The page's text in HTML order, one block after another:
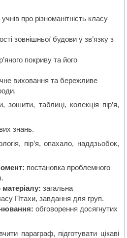
про різноманітність класу
зовнішньої будови у зв’язку з
покриву та його
виховання та бережливе
зошити, таблиці, колекція пір’я,
знань.
пір’я, опахало, наддзьобок,
постановка проблемного
загальна
Птахи, завдання для груп.
обговорення досягнутих
параграф, підготувати цікаві